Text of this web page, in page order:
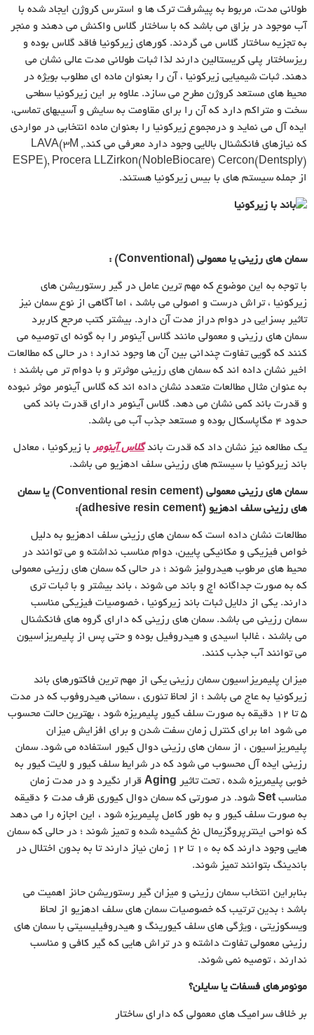
طولانی مدت، مربوط به پیشرفت ترک ها و استرس کروژن ایجاد شده با
آب موجود در بزاق می باشد که با ساختار گلاس واکنش می دهند و منجر
به تجزیه ساختار گلاس می گردند. کورهای زیرکونیا فاقد گلاس بوده و
ریزساختار پلی کریستالین دارند لذا ثبات طولانی مدت عالی نشان می
دهند. ثبات شیمیایی زیرکونیا ، آن را بعنوان ماده ای مطلوب بویژه در
محیط های مستعد کروژن مطرح می سازد. علاوه بر این زیرکونیا سطحی
سخت و متراکم دارد که آن را برای مقاومت به سایش و آسیبهای تماسی،
ایده آل می نماید و درمجموع زیرکونیا را بعنوان ماده انتخابی در مواردی
که نیازهای فانکشنال بالایی وجود دارد معرفی می کند., LAVA(3M
ESPE), Procera LLZirkon(NobleBiocare) Cercon(Dentsply)
از جمله سیستم های با بیس زیرکونیا هستند.
سمان های رزینی یا معمولی (Conventional)
:
با توجه به این موضوع که مهم ترین عامل در گیر رستوریشن های
زیرکونیا ، تراش درست و اصولی می باشد ، اما آگاهی از نوع سمان نیز
تاثیر بسزایی در دوام دراز مدت آن دارد. بیشتر کتب مرجع کاربرد
سمان های رزینی و معمولی مانند گلاس آینومر را به گونه ای توصیه می
کنند که گویی تفاوت چندانی بین آن ها وجود ندارد ؛ در حالی که مطالعات
اخیر نشان داده اند که سمان های رزینی موثرتر و با دوام تر می باشند ؛
به عنوان مثال مطالعات متعدد نشان داده اند که گلاس آینومر موثر نبوده
و قدرت باند کمی نشان می دهد. گلاس آینومر دارای قدرت باند کمی
حدود ۴ مگاپاسکال بوده و مستعد جذب آب می باشد.
یک مطالعه نیز نشان داد که قدرت باندگلاس آینومربا زیرکونیا ، معادل
باند زیرکونیا با سیستم های رزینی سلف ادهزیو می باشد.
سمان های رزینی معمولی (Conventional resin cement)
یا سمان
های رزینی سلف ادهزیو (adhesive resin cement)
:
مطالعات نشان داده است که سمان های رزینی سلف ادهزیو به دلیل
خواص فیزیکی و مکانیکی پایین، دوام مناسب نداشته و می توانند در
محیط های مرطوب هیدرولیز شوند ؛ در حالی که سمان های رزینی معمولی
که به صورت جداگانه اچ و باند می شوند ، باند بیشتر و با ثبات تری
دارند. یکی از دلایل ثبات باند زیرکونیا ، خصوصیات فیزیکی مناسب
سمان رزینی می باشد. سمان های رزینی که دارای گروه های فانکشنال
می باشند ، غالبا اسیدی و هیدروفیل بوده و حتی پس از پلیمریزاسیون
می توانند آب جذب کنند.
میزان پلیمریزاسیون سمان رزینی یکی از مهم ترین فاکتورهای باند
زیرکونیا به عاج می باشد ؛ از لحاظ تئوری ، سمانی هیدروفوب که در مدت
۵ تا ۱۲ دقیقه به صورت سلف کیور پلیمریزه شود ، بهترین حالت محسوب
می شود اما برای کنترل زمان سفت شدن و برای افزایش میزان
پلیمریزاسیون ، از سمان های رزینی دوال کیور استفاده می شود. سمان
رزینی ایده آل محسوب می شود که در شرایط سلف کیور و لایت کیور به
خوبی پلیمریزه شده ، تحت تاثیر Aging قرار نگیرد و در مدت زمان
مناسب Set
شود. در صورتی که سمان دوال کیوری ظرف مدت ۶ دقیقه
به صورت سلف کیور و به طور کامل پلیمریزه شود ، این اجازه را می دهد
که نواحی اینترپروگزیمال نخ کشیده شده و تمیز شوند ؛ در حالی که سمان
هایی وجود دارند که به ۱۰ تا ۱۲ زمان نیاز دارند تا به بدون اختلال در
باندینگ بتوانند تمیز شوند.
بنابراین انتخاب سمان رزینی و میزان گیر رستوریشن حائز اهمیت می
باشد ؛ بدین ترتیب که خصوصیات سمان های سلف ادهزیو از لحاظ
ویسکوزیتی ، ویژگی های سلف کیورینگ و هیدروفیلیسیتی با سمان های
رزینی معمولی تفاوت داشته و در تراش هایی که گیر کافی و مناسب
ندارند ، توصیه نمی شوند.
مونومرهای فسفات یا سایلن؟
بر خلاف سرامیک های معمولی که دارای ساختار